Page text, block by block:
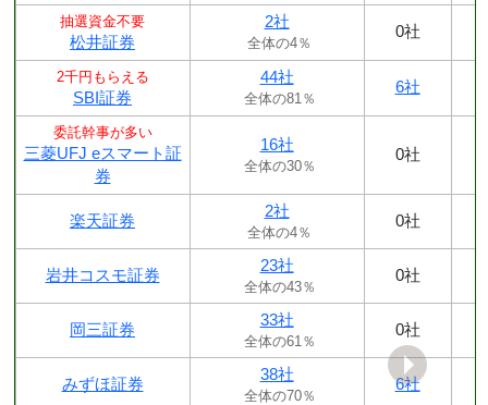
抽選資金不要
松井証券
2社
全体の4％
0社
2千円もらえる
SBI証券
44社
全体の81％
6社
委託幹事が多い
三菱UFJ eスマート証
券
16社
全体の30％
0社
楽天証券
2社
全体の4％
0社
岩井コスモ証券
23社
全体の43％
0社
岡三証券
33社
全体の61％
0社
みずほ証券
38社
全体の70％
6社